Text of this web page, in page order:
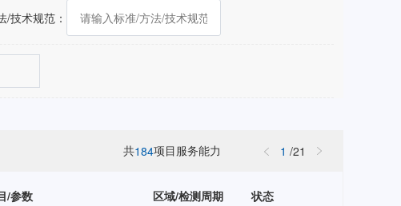
/技术规范：
共184项目服务能力 1 /21
/参数 区域/检测周期 状态